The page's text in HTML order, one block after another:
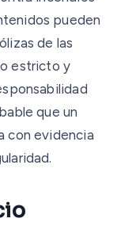
pueden
de las
estricto y
que un
con evidencia